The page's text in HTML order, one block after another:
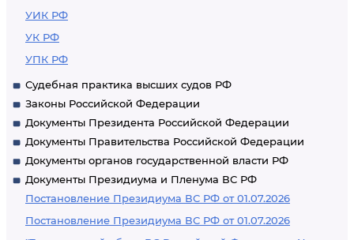
УИК РФ
УК РФ
УПК РФ
Судебная практика высших судов РФ
Законы Российской Федерации
Документы Президента Российской Федерации
Документы Правительства Российской Федерации
Документы органов государственной власти РФ
Документы Президиума и Пленума ВС РФ
Постановление Президиума ВС РФ от 01.07.2026
Постановление Президиума ВС РФ от 01.07.2026